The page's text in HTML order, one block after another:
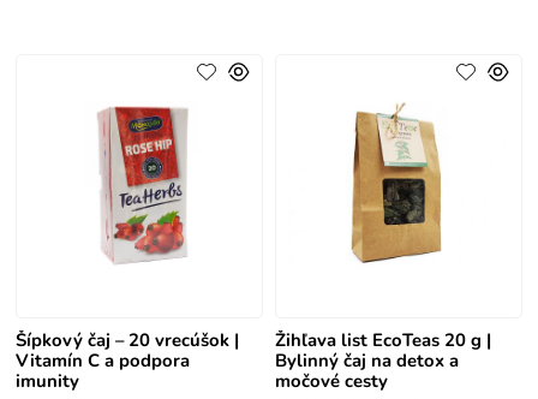
Šípkový čaj – 20 vrecúšok |
Vitamín C a podpora
imunity
Žihľava list EcoTeas 20 g |
Bylinný čaj na detox a
močové cesty